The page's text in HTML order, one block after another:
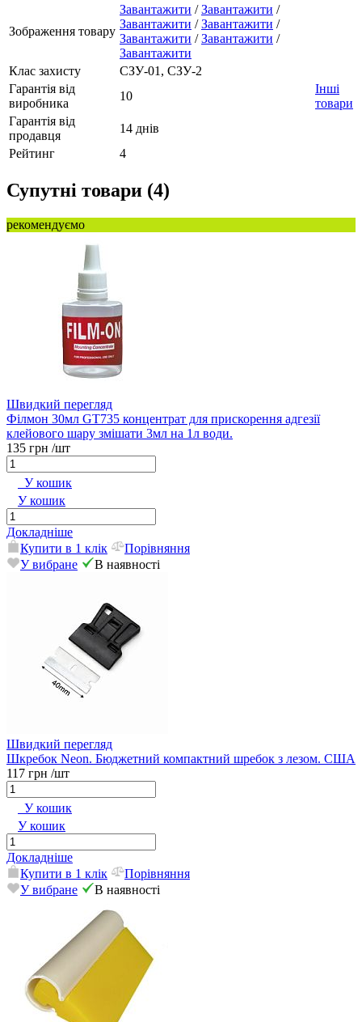
Зображення товару
Завантажити /Завантажити /
Завантажити /Завантажити /
Завантажити /Завантажити /
Завантажити
Клас захисту
СЗУ-01, СЗУ-2
Гарантія від
виробника
10
Інші
товари
Гарантія від
продавця
14 днів
Рейтинг
4
Супутні товари (4)
рекомендуємо
Швидкий перегляд
Філмон 30мл GT735 концентрат для прискорення адгезії
клейового шару змішати 3мл на 1л води.
135 грн /шт
У кошик
У кошик
Докладніше
Купити в 1 клік
Порівняння
У вибране
В наявності
Швидкий перегляд
Шкребок Neon. Бюджетний компактний шребок з лезом. США
117 грн /шт
У кошик
У кошик
Докладніше
Купити в 1 клік
Порівняння
У вибране
В наявності